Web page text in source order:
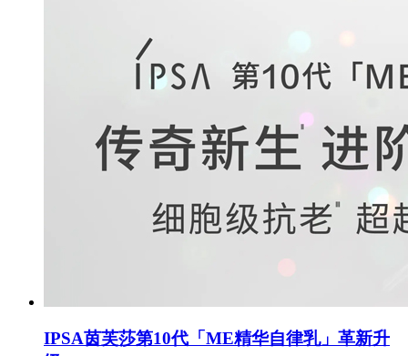
IPSA茵芙莎第10代「ME精华自律乳」革新升